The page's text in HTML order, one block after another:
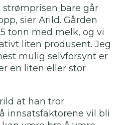
strømprisen bare går
sier Arild. Gården
tonn med melk, og vi
liten produsent. Jeg
mulig selvforsynt er
en liten eller stor
at han tror
innsatsfaktorene vil bli